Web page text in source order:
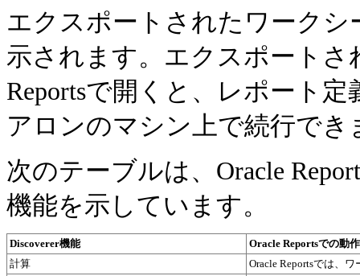
エクスポートされたワークシ
示されます。エクスポートさ
Reportsで開くと、レポート
アロンのマシン上で続行でき
次のテーブルは、Oracle
機能を示しています。
Discoverer機能
Oracle Reportsでの動作
計算
Oracle Reportsでは、